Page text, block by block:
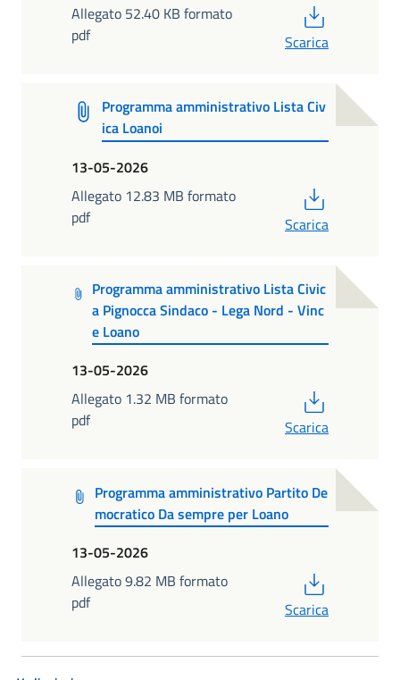
Allegato 52.40 KB formato
pdf
Scarica
Programma amministrativo Lista Civ
ica Loanoi
13-05-2026
Allegato 12.83 MB formato
pdf
Scarica
Programma amministrativo Lista Civic
a Pignocca Sindaco - Lega Nord - Vinc
e Loano
13-05-2026
Allegato 1.32 MB formato
pdf
Scarica
Programma amministrativo Partito De
mocratico Da sempre per Loano
13-05-2026
Allegato 9.82 MB formato
pdf
Scarica